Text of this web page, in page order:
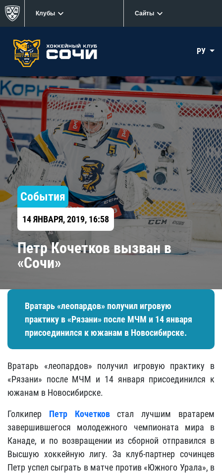
Клубы Сайты
РУ
События
14 ЯНВАРЯ, 2019, 16:58
Петр Кочетков вызван в
«Сочи»
Вратарь «леопардов» получил игровую
практику в «Рязани» после МЧМ и 14 января
присоединился к южанам в Новосибирске.
Вратарь «леопардов» получил игровую практику в
«Рязани» после МЧМ и 14 января присоединился к
южанам в Новосибирске.
Голкипер Петр Кочетковстал лучшим вратарем
завершившегося молодежного чемпионата мира в
Канаде, и по возвращении из сборной отправился в
Высшую хоккейную лигу. За клуб-партнер сочинцев
Петр успел сыграть в матче против «Южного Урала», в